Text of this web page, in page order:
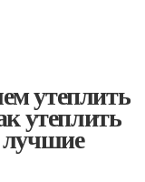
утеплить
утеплить